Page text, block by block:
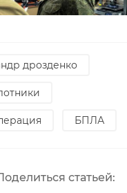
дрозденко
БПЛА
статьей: